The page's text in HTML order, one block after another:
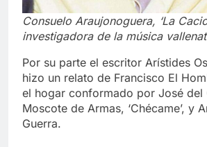
Consuelo Araujonoguera, ‘La
investigadora de la música
Por su parte el escritor Arístides
hizo un relato de Francisco El
el hogar conformado por José del
Moscote de Armas, ‘Chécame’, y
Guerra.